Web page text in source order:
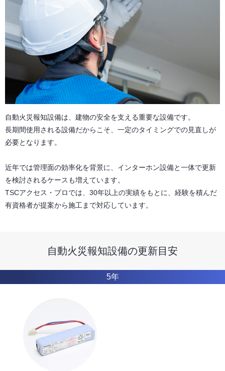
自動火災報知設備は、建物の安全を支える重要な設備です。
長期間使用される設備だからこそ、一定のタイミングでの見直しが
必要となります。
近年では管理面の効率化を背景に、インターホン設備と一体で更新
を検討されるケースも増えています。
TSCアクセス・プロでは、30年以上の実績をもとに、経験を積んだ
有資格者が提案から施工まで対応しています。
自動火災報知設備の更新目安
5年